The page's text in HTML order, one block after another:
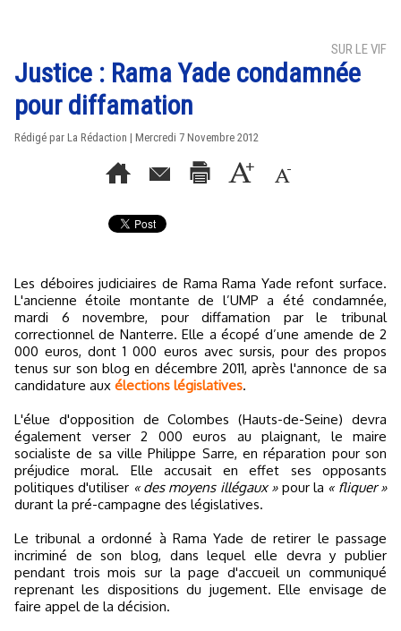
SUR LE VIF
Justice : Rama Yade condamnée
pour diffamation
Rédigé par La Rédaction | Mercredi 7 Novembre 2012
Les déboires judiciaires de Rama Rama Yade refont surface.
L'ancienne étoile montante de l’UMP a été condamnée,
mardi 6 novembre, pour diffamation par le tribunal
correctionnel de Nanterre. Elle a écopé d’une amende de 2
000 euros, dont 1 000 euros avec sursis, pour des propos
tenus sur son blog en décembre 2011, après l'annonce de sa
candidature aux élections législatives.
L'élue d'opposition de Colombes (Hauts-de-Seine) devra
également verser 2 000 euros au plaignant, le maire
socialiste de sa ville Philippe Sarre, en réparation pour son
préjudice moral. Elle accusait en effet ses opposants
politiques d'utiliser « des moyens illégaux »pour la « fliquer »
durant la pré-campagne des législatives.
Le tribunal a ordonné à Rama Yade de retirer le passage
incriminé de son blog, dans lequel elle devra y publier
pendant trois mois sur la page d'accueil un communiqué
reprenant les dispositions du jugement. Elle envisage de
faire appel de la décision.